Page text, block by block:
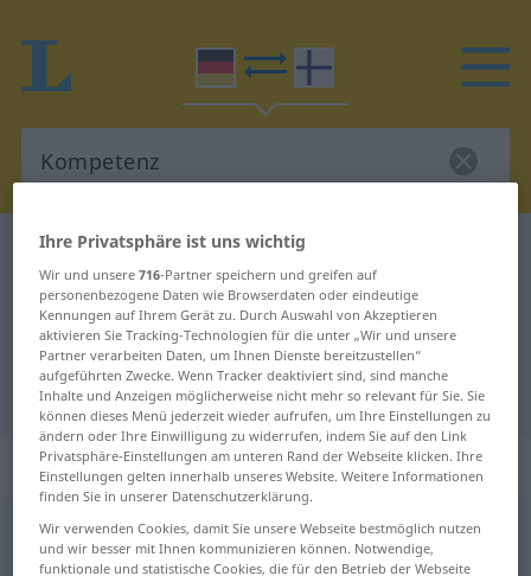
Deutsch-Finnisch Wörterbuch
Deutsch-Finnisch Übersetzung für
"Kompetenz"
"Kompetenz" Finnisch Übersetzung
„Kompetenz“: weiblich
Kompetenzf
Ihre Privatsphäre ist uns wichtig
Wir und unsere716-Partner speichern und greifen auf
personenbezogene Daten wie Browserdaten oder eindeutige
Kennungen auf Ihrem Gerät zu. Durch Auswahl von Akzeptieren
aktivieren Sie Tracking-Technologien für die unter „Wir und unsere
Partner verarbeiten Daten, um Ihnen Dienste bereitzustellen“
aufgeführten Zwecke. Wenn Tracker deaktiviert sind, sind manche
Inhalte und Anzeigen möglicherweise nicht mehr so relevant für Sie. Sie
können dieses Menü jederzeit wieder aufrufen, um Ihre Einstellungen zu
ändern oder Ihre Einwilligung zu widerrufen, indem Sie auf den Link
Privatsphäre-Einstellungen am unteren Rand der Webseite klicken. Ihre
Einstellungen gelten innerhalb unseres Website. Weitere Informationen
finden Sie in unserer Datenschutzerklärung.
Wir verwenden Cookies, damit Sie unsere Webseite bestmöglich nutzen
und wir besser mit Ihnen kommunizieren können. Notwendige,
funktionale und statistische Cookies, die für den Betrieb der Webseite